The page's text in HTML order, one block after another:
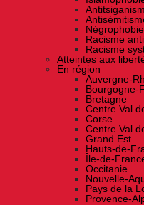
Négrophobie
Racisme
Racisme
Atteintes aux
En région
Auvergne-
Bourgogne-
Bretagne
Centre Val
Corse
Centre Val
Grand Est
Hauts-de-
Île-de-
Occitanie
Nouvelle-
Pays de la
Provence-